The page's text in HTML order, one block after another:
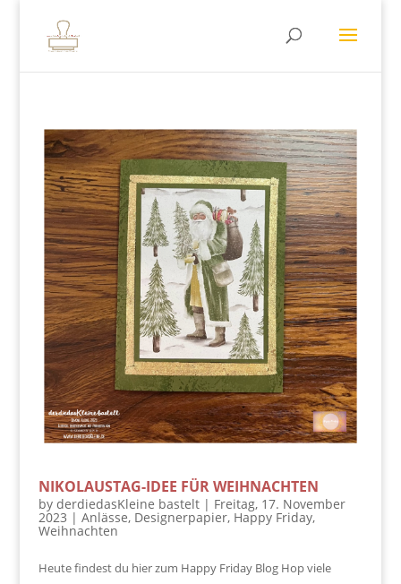
NIKOLAUSTAG-IDEE FÜR WEIHNACHTEN
by derdiedasKleine bastelt| Freitag, 17. November
2023 | Anlässe, Designerpapier, Happy Friday,
Weihnachten
Heute findest du hier zum Happy Friday Blog Hop viele